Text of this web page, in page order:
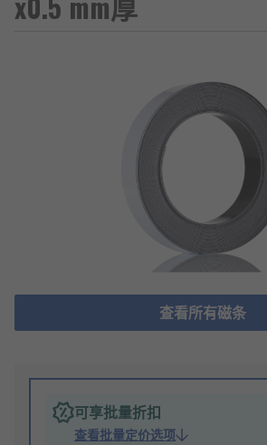
查看所有磁条
可享批量折扣
查看批量定价选项